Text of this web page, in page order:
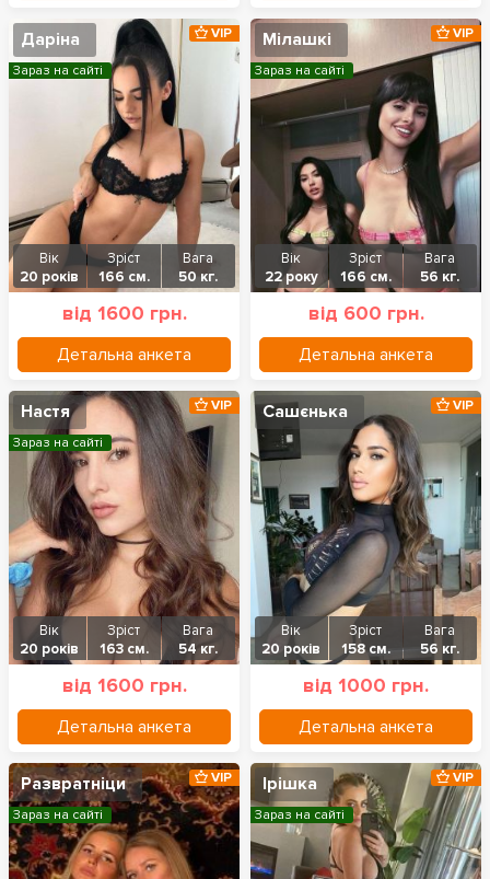
Даріна
Вік
20 років
Зріст
166 см.
Вага
50 кг.
від 1600 грн.
Детальна анкета
VIP
Зараз на сайті
Мілашкі
Вік
22 року
Зріст
166 см.
Вага
56 кг.
від 600 грн.
Детальна анкета
VIP
Зараз на сайті
Настя
Вік
20 років
Зріст
163 см.
Вага
54 кг.
від 1600 грн.
Детальна анкета
VIP
Зараз на сайті
Сашєнька
Вік
20 років
Зріст
158 см.
Вага
56 кг.
від 1000 грн.
Детальна анкета
VIP
Развратніци VIP
Зараз на сайті
Ірішка VIP
Зараз на сайті